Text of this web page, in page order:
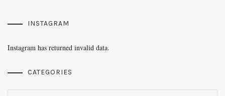
INSTAGRAM
Instagram has returned invalid data.
CATEGORIES